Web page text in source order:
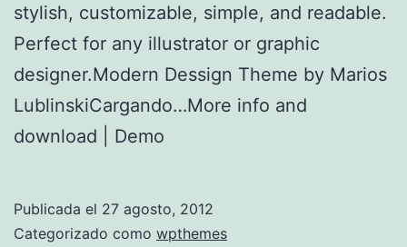
stylish, customizable, simple, and readable.
Perfect for any illustrator or graphic
designer.Modern Dessign Theme by Marios
LublinskiCargando…More info and
download | Demo
Publicada el 27 agosto, 2012
Categorizado como wpthemes